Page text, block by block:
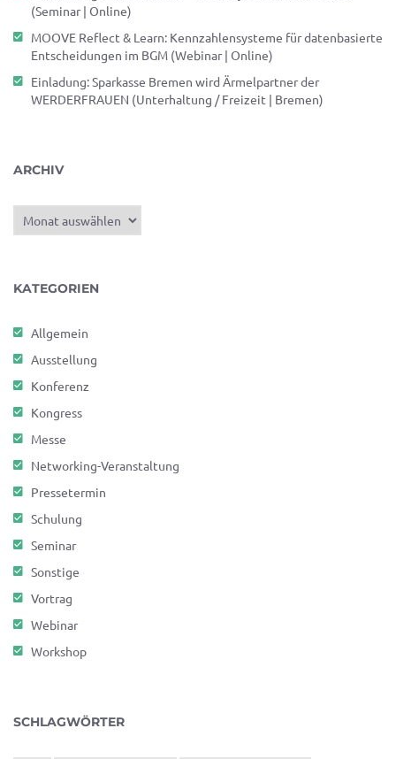
(Seminar | Online)
MOOVE Reflect & Learn: Kennzahlensysteme für datenbasierte
Entscheidungen im BGM (Webinar | Online)
Einladung: Sparkasse Bremen wird Ärmelpartner der
WERDERFRAUEN (Unterhaltung / Freizeit | Bremen)
ARCHIV
Archiv
KATEGORIEN
Allgemein
Ausstellung
Konferenz
Kongress
Messe
Networking-Veranstaltung
Pressetermin
Schulung
Seminar
Sonstige
Vortrag
Webinar
Workshop
SCHLAGWÖRTER